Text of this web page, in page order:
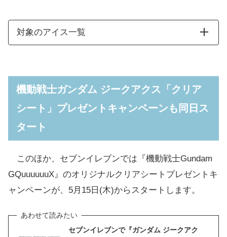
対象のアイス一覧
機動戦士ガンダム ジークアクス「クリア
シート」プレゼントキャンペーンも同日ス
タート
このほか、セブンイレブンでは『機動戦士Gundam
GQuuuuuuX』のオリジナルクリアシートプレゼントキ
ャンペーンが、5月15日(木)からスタートします。
セブンイレブンで『ガンダム ジークアク